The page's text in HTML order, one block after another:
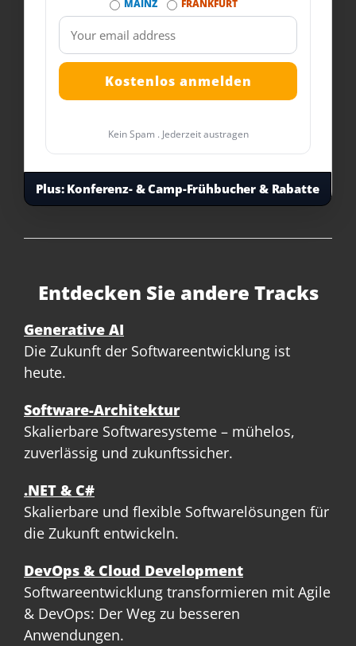
MAINZ FRANKFURT
Kein Spam . Jederzeit austragen
Plus:Konferenz- & Camp-Frühbucher & Rabatte
Entdecken Sie andere Tracks
Generative AI
Die Zukunft der Softwareentwicklung ist
heute.
Software-Architektur
Skalierbare Softwaresysteme – mühelos,
zuverlässig und zukunftssicher.
.NET & C#
Skalierbare und flexible Softwarelösungen für
die Zukunft entwickeln.
DevOps & Cloud Development
Softwareentwicklung transformieren mit Agile
& DevOps: Der Weg zu besseren
Anwendungen.